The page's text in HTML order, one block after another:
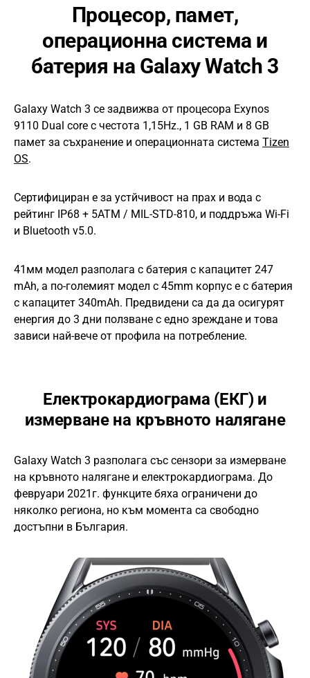
Процесор, памет,
операционна система и
батерия на Galaxy Watch 3
Galaxy Watch 3 се задвижва от процесора Exynos
9110 Dual core с честота 1,15Hz., 1 GB RAM и 8 GB
памет за съхранение и операционната система Tizen
OS.
Сертифициран е за устйчивост на прах и вода с
рейтинг IP68 + 5ATM / MIL-STD-810, и поддръжа Wi-Fi
и Bluetooth v5.0.
41мм модел разполага с батерия с капацитет 247
mAh, а по-големият модел с 45mm корпус е с батерия
с капацитет 340mAh. Предвидени са да да осигурят
енергия до 3 дни ползване с едно зреждане и това
зависи най-вече от профила на потребление.
Електрокардиограма (ЕКГ) и
измерване на кръвното налягане
Galaxy Watch 3 разполага със сензори за измерване
на кръвното налягане и електрокардиограма. До
февруари 2021г. функците бяха ограничени до
няколко региона, но към момента са свободно
достъпни в България.